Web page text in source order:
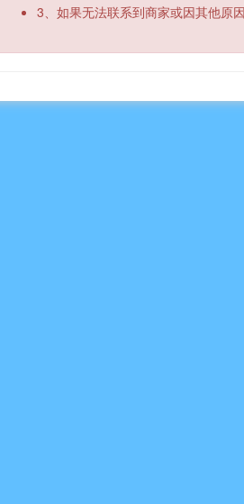
3、如果无法联系到商家或因其他原